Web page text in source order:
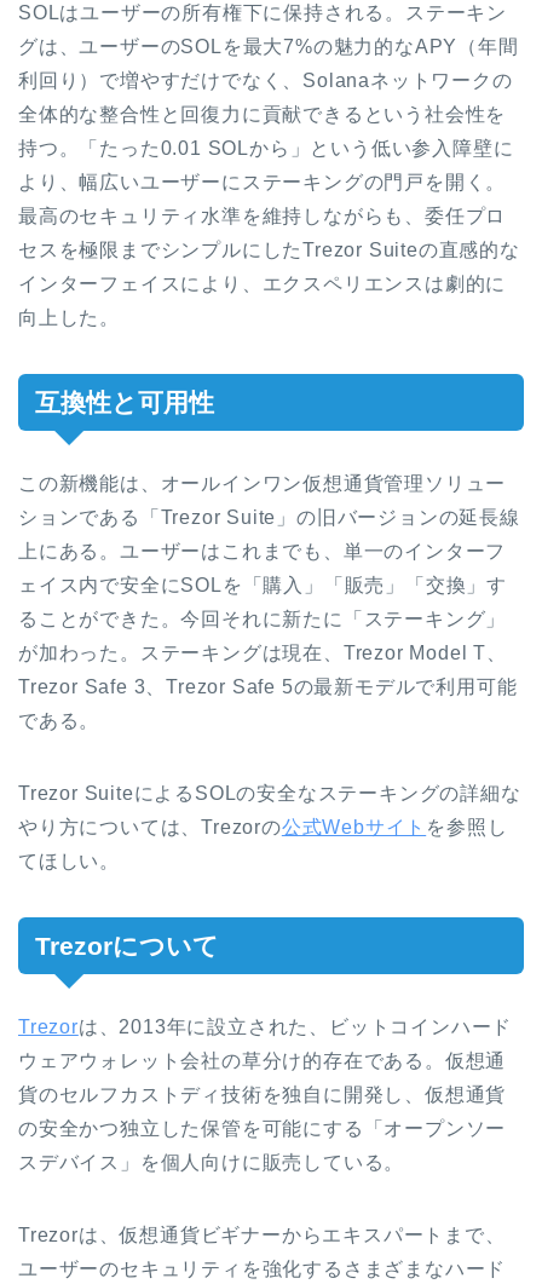
SOLはユーザーの所有権下に保持される。ステーキン
グは、ユーザーのSOLを最大7%の魅力的なAPY（年間
利回り）で増やすだけでなく、Solanaネットワークの
全体的な整合性と回復力に貢献できるという社会性を
持つ。「たった0.01 SOLから」という低い参入障壁に
より、幅広いユーザーにステーキングの門戸を開く。
最高のセキュリティ水準を維持しながらも、委任プロ
セスを極限までシンプルにしたTrezor Suiteの直感的な
インターフェイスにより、エクスペリエンスは劇的に
向上した。
互換性と可用性
この新機能は、オールインワン仮想通貨管理ソリュー
ションである「Trezor Suite」の旧バージョンの延長線
上にある。ユーザーはこれまでも、単一のインターフ
ェイス内で安全にSOLを「購入」「販売」「交換」す
ることができた。今回それに新たに「ステーキング」
が加わった。ステーキングは現在、Trezor Model T、
Trezor Safe 3、Trezor Safe 5の最新モデルで利用可能
である。
Trezor SuiteによるSOLの安全なステーキングの詳細な
やり方については、Trezorの公式Webサイト を参照し
てほしい。
Trezorについて
Trezorは、2013年に設立された、ビットコインハード
ウェアウォレット会社の草分け的存在である。仮想通
貨のセルフカストディ技術を独自に開発し、仮想通貨
の安全かつ独立した保管を可能にする「オープンソー
スデバイス」を個人向けに販売している。
Trezorは、仮想通貨ビギナーからエキスパートまで、
ユーザーのセキュリティを強化するさまざまなハード